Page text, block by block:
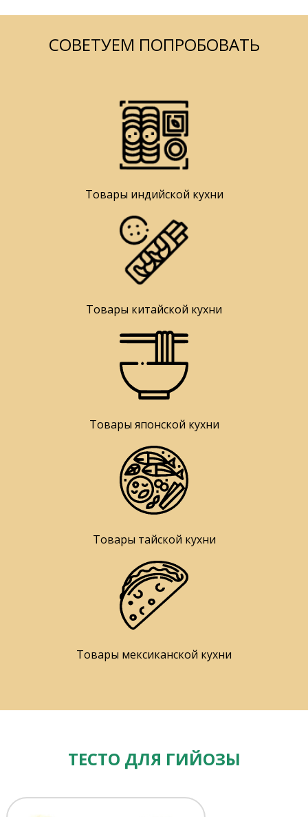
СОВЕТУЕМ ПОПРОБОВАТЬ
Товары индийской кухни
Товары китайской кухни
Товары японской кухни
Товары тайской кухни
Товары мексиканской кухни
ТЕСТО ДЛЯ ГИЙОЗЫ